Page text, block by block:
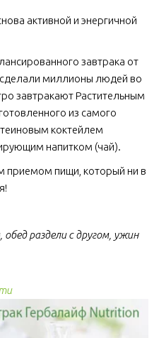
активной и энергичной
завтрака от
миллионы людей во
завтракают Растительным
из самого
коктейлем
напитком (чай).
приемом пищи, который ни в
раздели с другом, ужин